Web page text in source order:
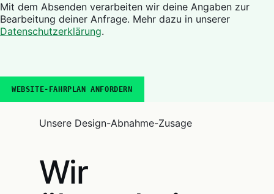
Mit dem Absenden verarbeiten wir deine Angaben zur
Bearbeitung deiner Anfrage. Mehr dazu in unserer
Datenschutzerklärung.
WEBSITE-FAHRPLAN ANFORDERN
Unsere Design-Abnahme-Zusage
Wir